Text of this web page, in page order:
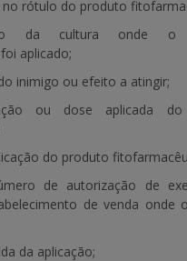
no rótulo do produto
da cultura onde o
aplicado;
inimigo ou efeito a atingir;
ou dose aplicada do
do produto
de autorização de
de venda onde
da aplicação;